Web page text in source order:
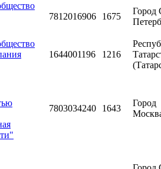
7812016906 1675
Город
1644001196 1216
7803034240 1643
Город